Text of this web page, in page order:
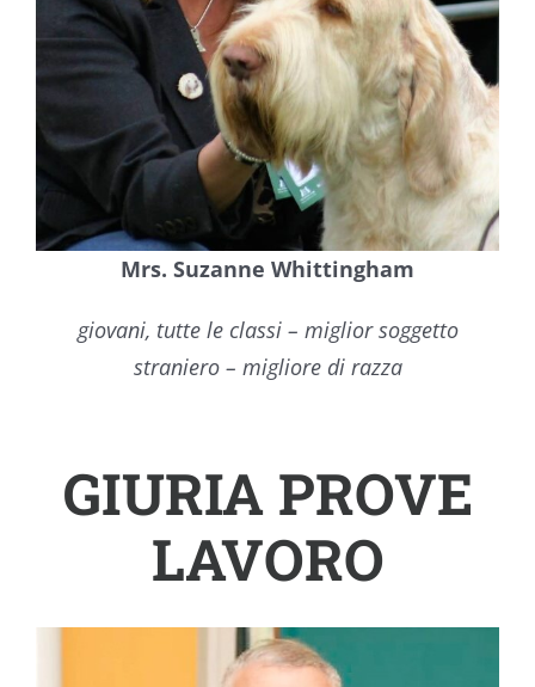
Mrs. Suzanne Whittingham
giovani, tutte le classi – miglior soggetto
straniero – migliore di razza
GIURIA PROVE
LAVORO